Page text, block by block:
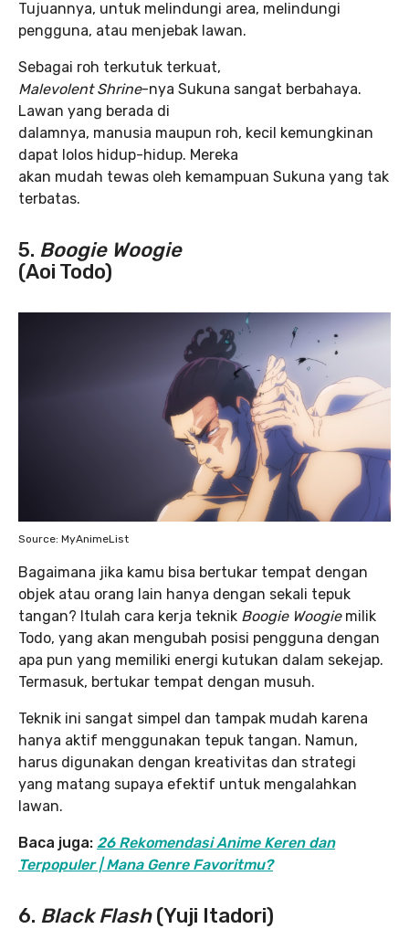
Tujuannya, untuk melindungi area, melindungi
pengguna, atau menjebak lawan.
Sebagai roh terkutuk terkuat,
Malevolent Shrine-nya Sukuna sangat berbahaya.
Lawan yang berada di
dalamnya, manusia maupun roh, kecil kemungkinan
dapat lolos hidup-hidup. Mereka
akan mudah tewas oleh kemampuan Sukuna yang tak
terbatas.
5. Boogie Woogie
(Aoi Todo)
Source: MyAnimeList
Bagaimana jika kamu bisa bertukar tempat dengan
objek atau orang lain hanya dengan sekali tepuk
tangan? Itulah cara kerja teknik Boogie Woogiemilik
Todo, yang akan mengubah posisi pengguna dengan
apa pun yang memiliki energi kutukan dalam sekejap.
Termasuk, bertukar tempat dengan musuh.
Teknik ini sangat simpel dan tampak mudah karena
hanya aktif menggunakan tepuk tangan. Namun,
harus digunakan dengan kreativitas dan strategi
yang matang supaya efektif untuk mengalahkan
lawan.
Baca juga: 26 Rekomendasi Anime Keren dan
Terpopuler | Mana Genre Favoritmu?
6. Black Flash(Yuji Itadori)